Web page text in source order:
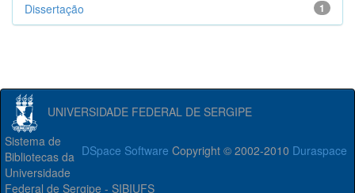
1
Dissertação
UNIVERSIDADE FEDERAL DE SERGIPE
DSpace Software Copyright © 2002-2010 Duraspace
Sistema de
Bibliotecas da
Universidade
Federal de Sergipe - SIBIUFS